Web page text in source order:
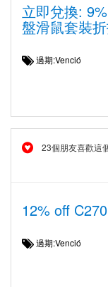
立即兌換:
盤滑鼠套裝
過期:Venció
23個朋友喜歡這
12% off
過期:Venció